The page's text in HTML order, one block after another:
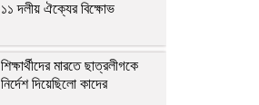
১১ দলীয় ঐক্যের বিক্ষোভ
শিক্ষার্থীদের মারতে ছাত্রলীগকে
নির্দেশ দিয়েছিলো কাদের